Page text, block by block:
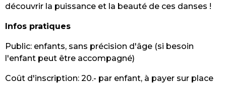
découvrir la puissance et la beauté de ces danses !
Infos pratiques
Public: enfants, sans précision d'âge (si besoin
l'enfant peut être accompagné)
Coût d'inscription: 20.- par enfant, à payer sur place